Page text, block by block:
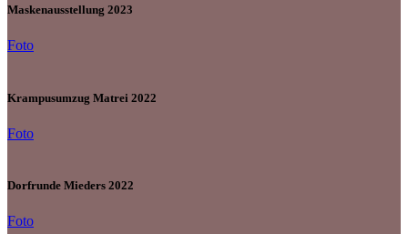
Maskenausstellung 2023
Foto
Krampusumzug Matrei 2022
Foto
Dorfrunde Mieders 2022
Foto